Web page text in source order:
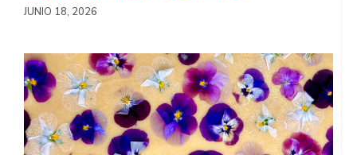
JUNIO 18, 2026